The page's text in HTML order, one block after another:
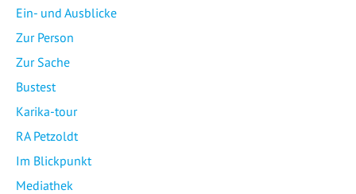
Ein- und Ausblicke
Zur Person
Zur Sache
Bustest
Karika-tour
RA Petzoldt
Im Blickpunkt
Mediathek